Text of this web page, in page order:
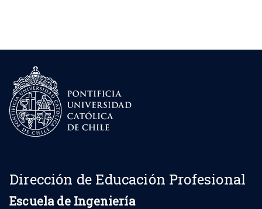
Dirección de Educación Profesional
Escuela de Ingeniería